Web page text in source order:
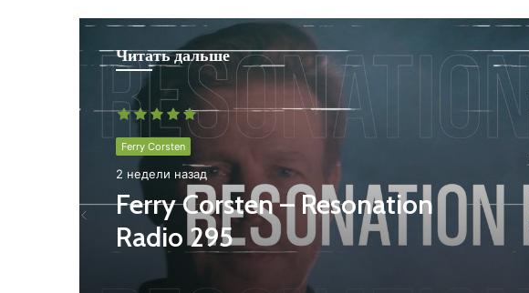
Читать дальше
Ferry Corsten
2 недели назад
Ferry Corsten – Resonation
Radio 295